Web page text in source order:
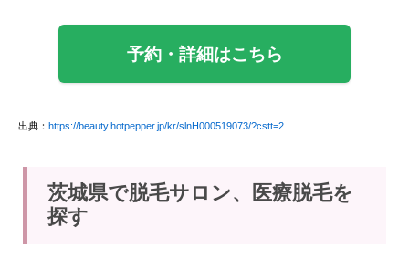
予約・詳細はこちら
出典： https://beauty.hotpepper.jp/kr/slnH000519073/?cstt=2
茨城県で脱毛サロン、医療脱毛を
探す